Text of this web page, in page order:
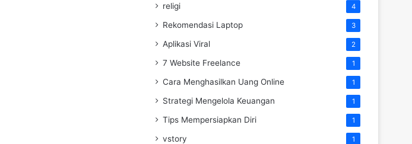
religi 4
Rekomendasi Laptop 3
Aplikasi Viral 2
7 Website Freelance 1
Cara Menghasilkan Uang Online 1
Strategi Mengelola Keuangan 1
Tips Mempersiapkan Diri 1
vstory 1